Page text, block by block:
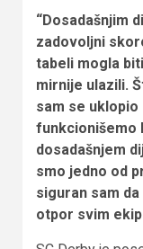
“Dosadašnjim
zadovoljni
tabeli mogla
mirnije ulazili.
sam se
funkcionišemo
dosadašnjem
smo jedno od
siguran sam
otpor svim